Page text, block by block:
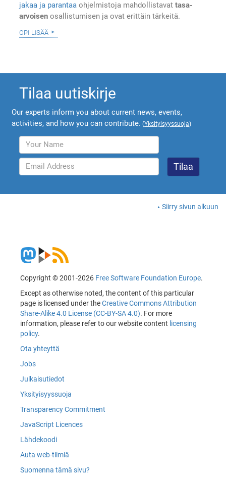
jakaa ja parantaa ohjelmistoja mahdollistavattasa-
arvoisen osallistumisen ja ovat erittäin tärkeitä.
opi lisää
Tilaa uutiskirje
Our experts inform you about current news, events,
activities, and how you can contribute. (Yksityisyyssuoja)
Siirry sivun alkuun
Copyright © 2001-2026 Free Software Foundation Europe.
Except as otherwise noted, the content of this particular
page is licensed under theCreative Commons Attribution
Share-Alike 4.0 License (CC-BY-SA 4.0). For more
information, please refer to our website content licensing
policy.
Ota yhteyttä
Jobs
Julkaisutiedot
Yksityisyyssuoja
Transparency Commitment
JavaScript Licences
Lähdekoodi
Auta web-tiimiä
Suomenna tämä sivu?